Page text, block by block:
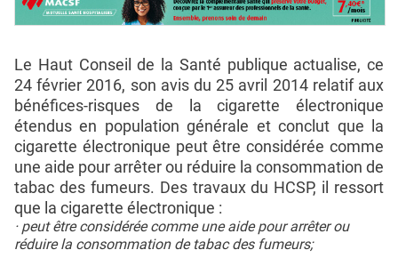
Le Haut Conseil de la Santé publique actualise, ce
24 février 2016, son avis du 25 avril 2014 relatif aux
bénéfices-risques de la cigarette électronique
étendus en population générale et conclut que la
cigarette électronique peut être considérée comme
une aide pour arrêter ou réduire la consommation de
tabac des fumeurs. Des travaux du HCSP, il ressort
que la cigarette électronique :
· peut être considérée comme une aide pour arrêter ou
réduire la consommation de tabac des fumeurs;